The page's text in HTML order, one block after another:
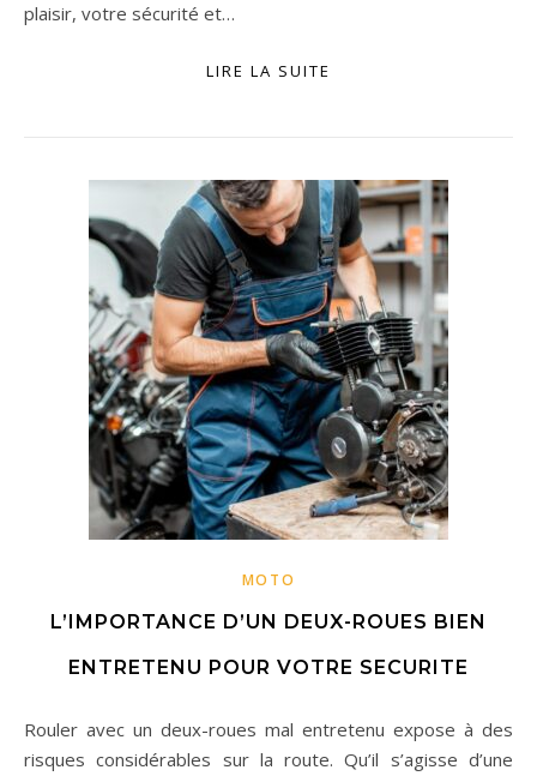
plaisir, votre sécurité et…
LIRE LA SUITE
MOTO
L’IMPORTANCE D’UN DEUX-ROUES BIEN
ENTRETENU POUR VOTRE SECURITE
Rouler avec un deux-roues mal entretenu expose à des
risques considérables sur la route. Qu’il s’agisse d’une